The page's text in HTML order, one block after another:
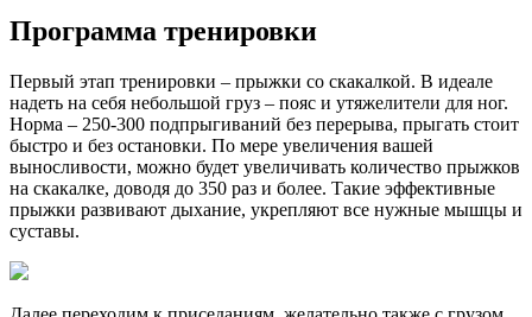
Программа тренировки
Первый этап тренировки – прыжки со скакалкой. В идеале
надеть на себя небольшой груз – пояс и утяжелители для ног.
Норма – 250-300 подпрыгиваний без перерыва, прыгать стоит
быстро и без остановки. По мере увеличения вашей
выносливости, можно будет увеличивать количество прыжков
на скакалке, доводя до 350 раз и более. Такие эффективные
прыжки развивают дыхание, укрепляют все нужные мышцы и
суставы.